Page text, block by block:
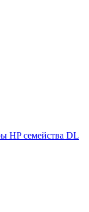
HP семейства DL